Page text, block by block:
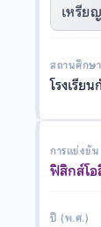
เหรีย
สถานศึกษา
โรงเรีย
การแข่งขัน
ฟิสิกส์โอ
ปี (พ.ศ.)